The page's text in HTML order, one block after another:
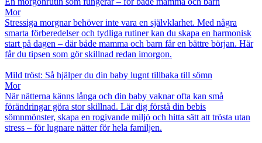
Mor
Stressiga morgnar behöver inte vara en självklarhet. Med några
smarta förberedelser och tydliga rutiner kan du skapa en harmonisk
start på dagen – där både mamma och barn får en bättre början. Här
får du tipsen som gör skillnad redan imorgon.
Mild tröst: Så hjälper du din baby lugnt tillbaka till sömn
Mor
När nätterna känns långa och din baby vaknar ofta kan små
förändringar göra stor skillnad. Lär dig förstå din bebis
sömnmönster, skapa en rogivande miljö och hitta sätt att trösta utan
stress – för lugnare nätter för hela familjen.